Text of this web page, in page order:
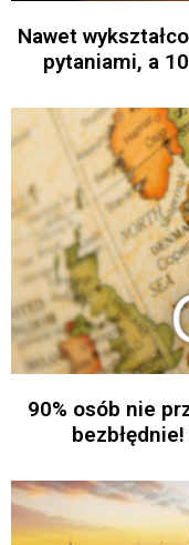
Nawet
pytaniami, a
90% osób nie